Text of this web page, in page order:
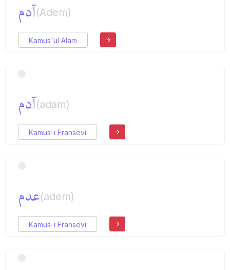
آدم(Adem)
Kamus'ul Alam
آدم(adam)
Kamus-ı Fransevi
عدم(adem)
Kamus-ı Fransevi